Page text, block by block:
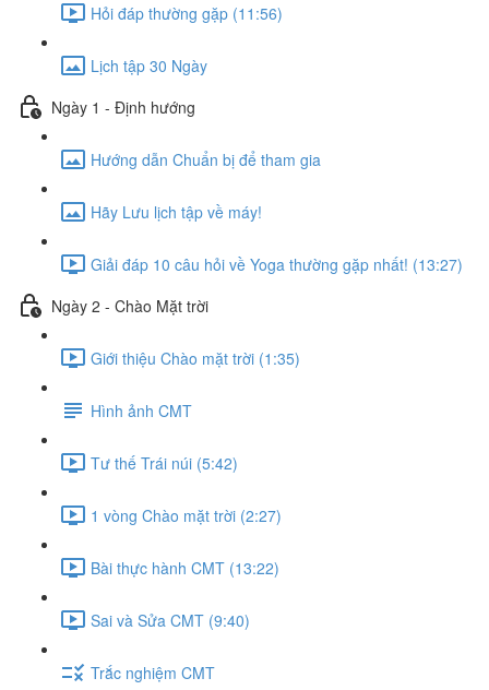
Hỏi đáp thường gặp (11:56)
Lịch tập 30 Ngày
Ngày 1 - Định hướng
Hướng dẫn Chuẩn bị để tham gia
Hãy Lưu lịch tập về máy!
Giải đáp 10 câu hỏi về Yoga thường gặp nhất! (13:27)
Ngày 2 - Chào Mặt trời
Giới thiệu Chào mặt trời (1:35)
Hình ảnh CMT
Tư thế Trái núi (5:42)
1 vòng Chào mặt trời (2:27)
Bài thực hành CMT (13:22)
Sai và Sửa CMT (9:40)
Trắc nghiệm CMT